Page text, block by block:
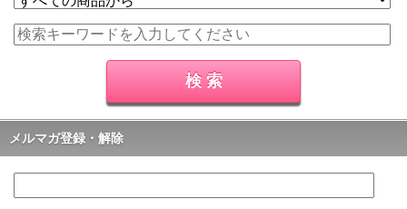
メルマガ登録・解除